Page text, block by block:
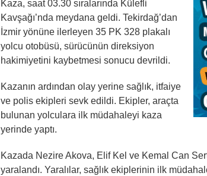
Kaza, saat 03.30 sıralarında Külefli
Kavşağı’nda meydana geldi. Tekirdağ’dan
İzmir yönüne ilerleyen 35 PK 328 plakalı
yolcu otobüsü, sürücünün direksiyon
hakimiyetini kaybetmesi sonucu devrildi.
Kazanın ardından olay yerine sağlık, itfaiye
ve polis ekipleri sevk edildi. Ekipler, araçta
bulunan yolculara ilk müdahaleyi kaza
yerinde yaptı.
Kazada Nezire Akova, Elif Kel ve Kemal Can
yaralandı. Yaralılar, sağlık ekiplerinin ilk